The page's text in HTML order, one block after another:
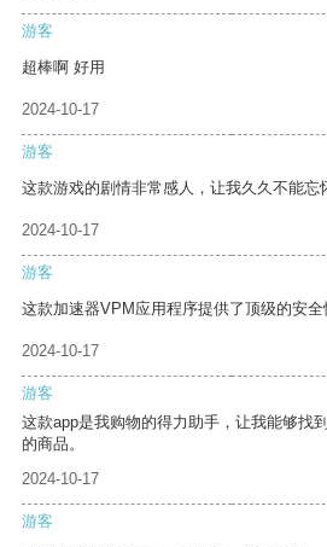
游客
超棒啊 好用
2024-10-17
游客
这款游戏的剧情非常感人，让我久久不能忘
2024-10-17
游客
这款加速器VPM应用程序提供了顶级的安全
2024-10-17
游客
这款app是我购物的得力助手，让我能够找
的商品。
2024-10-17
游客